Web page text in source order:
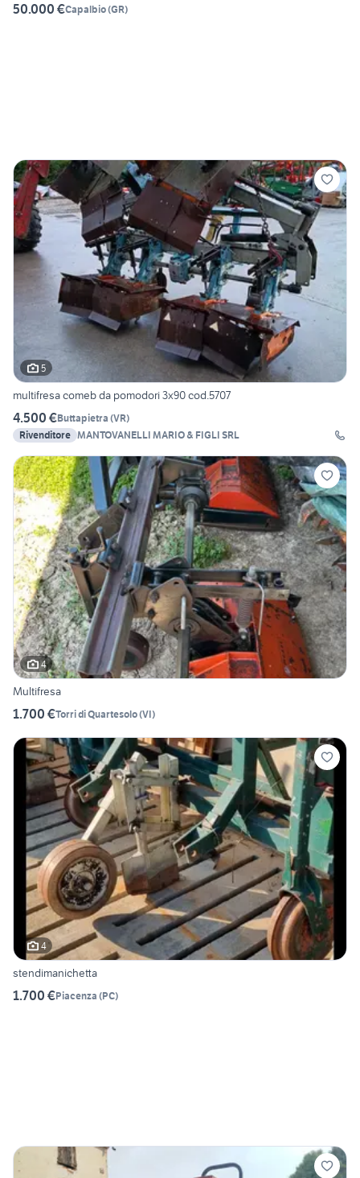
50.000 €Capalbio(GR)
5
multifresa comeb da pomodori 3x90 cod.5707
4.500 €Buttapietra (VR)
Rivenditore MANTOVANELLI MARIO & FIGLI SRL
4
Multifresa
1.700 €Torri di Quartesolo(VI)
4
stendimanichetta
1.700 €Piacenza (PC)